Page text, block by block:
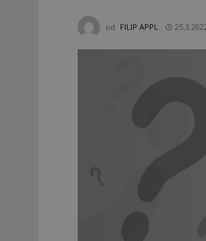
od FILIP APPL